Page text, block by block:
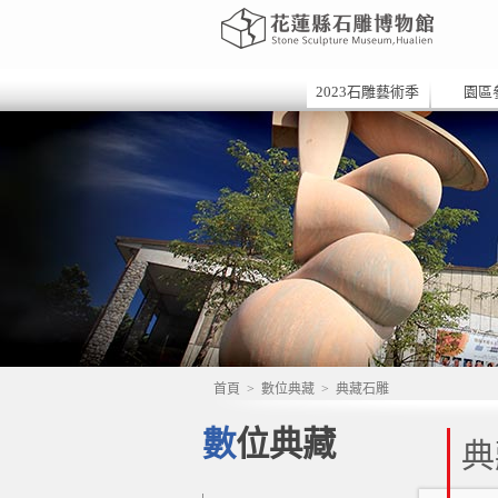
2023石雕藝術季 園區
首頁 > 數位典藏 > 典藏石雕
數位典藏